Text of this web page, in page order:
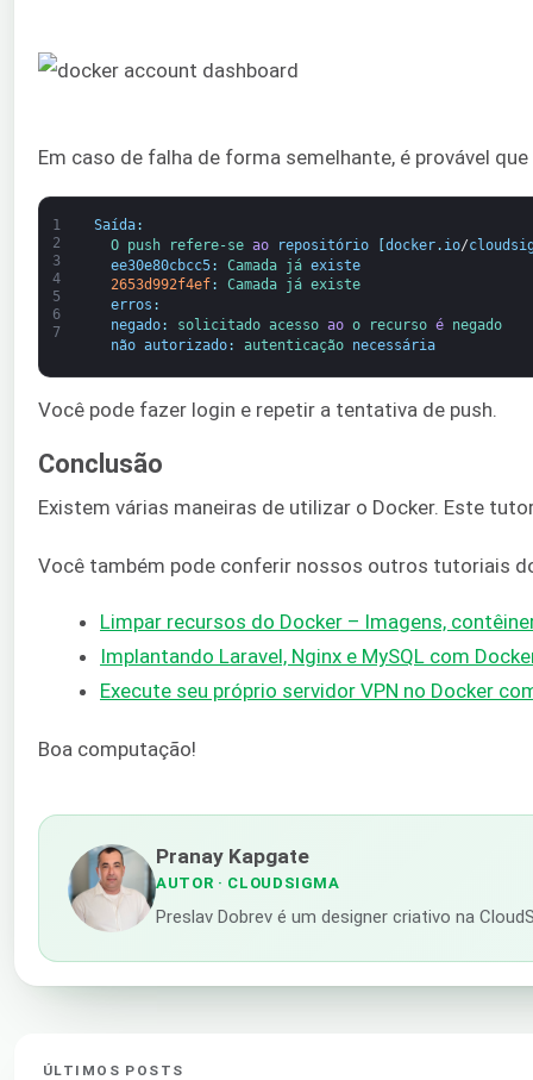
Em caso de falha de forma semelhante, é provável
1
2
3
4
5
6
7
Saída:
O push refere-se ao repositório [docker. io/
ee30e80cbcc5: Camada já existe
2653d992f4ef: Camada já existe
erros :
negado: solicitado acesso ao o recurso é
negado
não autorizado: autenticação necessária
Você pode fazer login e repetir a tentativa de push.
Conclusão
Existem várias maneiras de utilizar o Docker. Este
Você também pode conferir nossos outros tutoriais
Limpar recursos do Docker – Imagens,
Implantando Laravel, Nginx e MySQL com
Execute seu próprio servidor VPN no Docker
Boa computação!
Pranay Kapgate
AUTOR · CLOUDSIGMA
Preslav Dobrev é um designer criativo na
ÚLTIMOS POSTS